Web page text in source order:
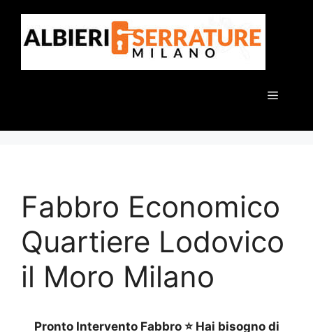
contenuto
Menu
Fabbro Economico
Quartiere Lodovico
il Moro Milano
Pronto Intervento Fabbro ⭐ Hai bisogno di